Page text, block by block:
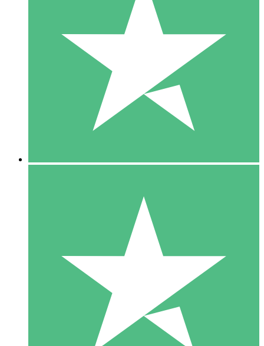
Individuelle Credit-Pakete
Zahlen Sie nach Bedarf mit Download-Credits. Keine
monatliche Verpflichtung erforderlich.
10 00
10 Downloads
20 00